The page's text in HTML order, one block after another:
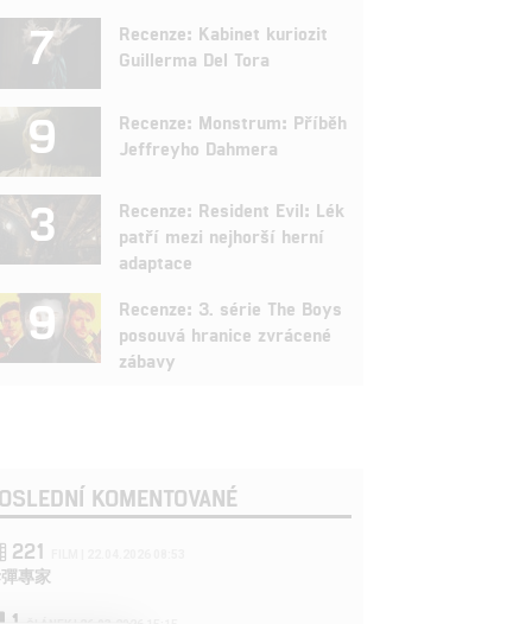
7
Recenze: Kabinet kuriozit
Guillerma Del Tora
9
Recenze: Monstrum: Příběh
Jeffreyho Dahmera
3
Recenze: Resident Evil: Lék
patří mezi nejhorší herní
adaptace
9
Recenze: 3. série The Boys
posouvá hranice zvrácené
zábavy
KOMENTOVANÉ
221
專家